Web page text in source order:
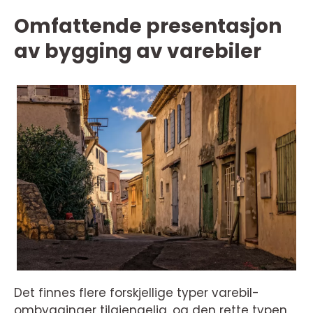
Omfattende presentasjon
av bygging av varebiler
Det finnes flere forskjellige typer varebil-